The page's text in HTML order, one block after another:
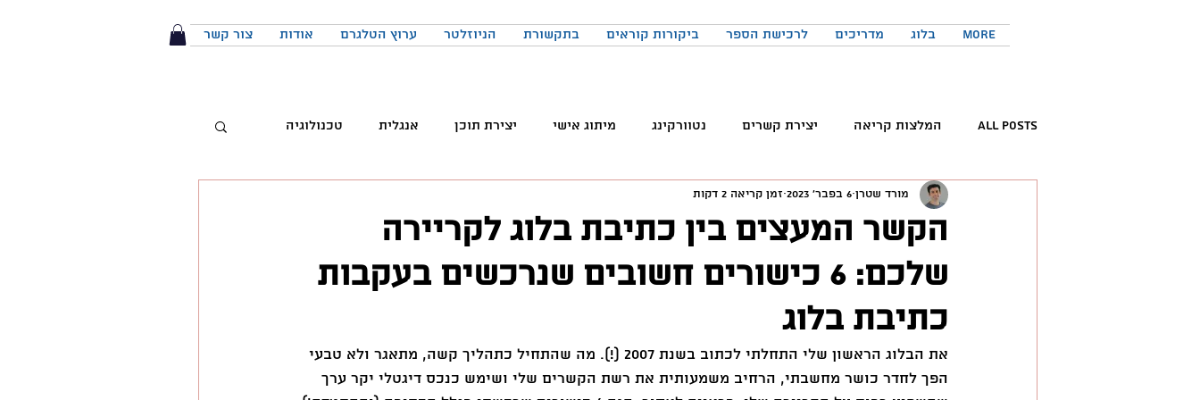
צור קשר אודות ערוץ הטלגרם הניוזלטר בתקשורת ביקורות קוראים לרכישת הספר מדריכים בלוג More
All Posts המלצות קריאה יצירת קשרים נטוורקינג מיתוג אישי יצירת תוכן אנגלית טכנולוגיה
קריאת ספרים פורום החדשנות והטכנולוגיה
המלצות פודקאסטים כישורים רכים כתיבה הרגלים התמדה כנסים בניית מותג הפודקאסט
הקשר המעצים בין כתיבת בלוג לקריירה
שלכם: 6 כישורים חשובים שנרכשים בעקבות
כתיבת בלוג
מורד שטרן 6 בפבר׳ 2023 זמן קריאה 2 דקות
את הבלוג הראשון שלי התחלתי לכתוב בשנת 2007 (!). מה שהתחיל כתהליך קשה, מתאגר ולא טבעי
הפך לחדר כושר מחשבתי, הרחיב משמעותית את רשת הקשרים שלי ושימש כנכס דיגטלי יקר ערך